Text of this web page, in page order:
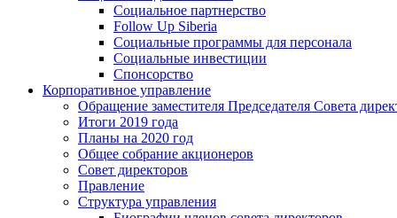
Социальное партнерство
Follow Up Siberia
Социальные программы для персонала
Социальные инвестиции
Спонсорство
Корпоративное управление
Обращение заместителя Председателя Совета
Итоги 2019 года
Планы на 2020 год
Общее собрание акционеров
Совет директоров
Правление
Структура управления